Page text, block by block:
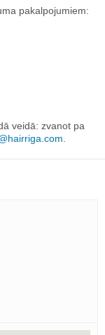
pakalpojumiem:
veidā: zvanot pa